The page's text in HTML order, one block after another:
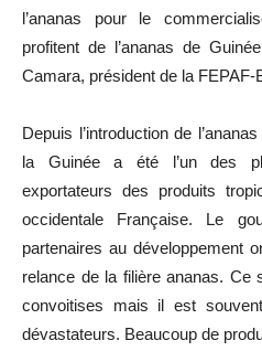
l’ananas pour le
profitent de l’ananas de
Camara, président de la FEPAF-
Depuis l’introduction de
la Guinée a été l’un des
exportateurs des produits
occidentale Française. Le
partenaires au développement
relance de la filière ananas. Ce
convoitises mais il est
dévastateurs. Beaucoup de